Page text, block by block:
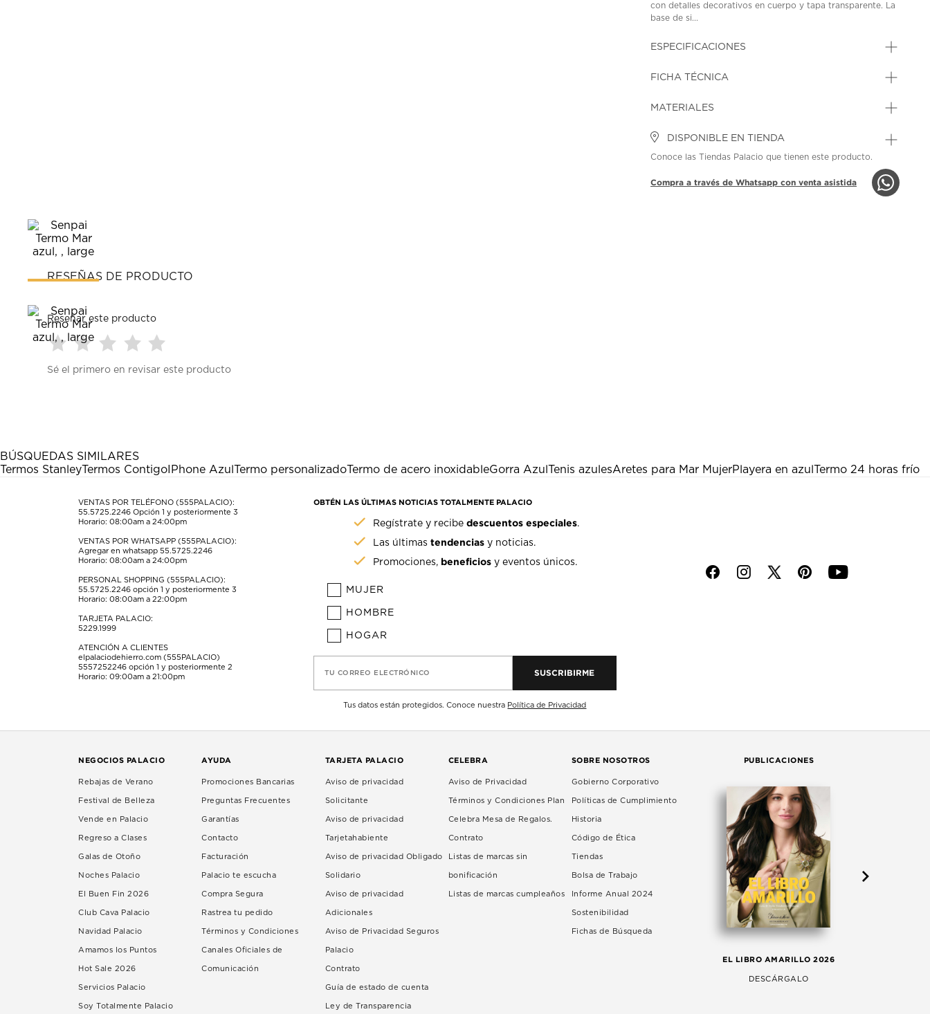
con detalles decorativos en cuerpo y tapa transparente. La
base de si...
ESPECIFICACIONES
FICHA TÉCNICA
MATERIALES
DISPONIBLE EN TIENDA
Conoce las Tiendas Palacio que tienen este producto.
Compra a través de Whatsapp con venta asistida
RESEÑAS DE PRODUCTO
Reseñar este producto
para
estrella
Esta
acción
formulario
envío.
para
estrellas.
Esta
acción
el
formulario
envío.
para
estrellas.
Esta
acción
el
formulario
envío.
para
estrellas.
Esta
acción
el
formulario
envío.
para
Esta
acción
el
formulario
envío.
Sé el primero en revisar este producto
BÚSQUEDAS SIMILARES
Termos StanleyTermos Contigo IPhone Azul Termo personalizadoTermo de acero inoxidableGorra Azul Tenis azulesAretes para Mar MujerPlayera en azul Termo 24 horas frío
VENTAS POR TELÉFONO (555PALACIO):
55.5725.2246 Opción 1 y posteriormente 3
Horario: 08:00am a 24:00pm
VENTAS POR WHATSAPP (555PALACIO):
Agregar en whatsapp 55.5725.2246
Horario: 08:00am a 24:00pm
PERSONAL SHOPPING (555PALACIO):
55.5725.2246 opción 1 y posteriormente 3
Horario: 08:00am a 22:00pm
TARJETA PALACIO:
5229.1999
ATENCIÓN A CLIENTES
elpalaciodehierro.com (555PALACIO)
5557252246 opción 1 y posteriormente 2
Horario: 09:00am a 21:00pm
OBTÉN LAS ÚLTIMAS NOTICIAS TOTALMENTE PALACIO
Regístrate y recibedescuentos especiales.
Las últimastendencias y noticias.
Promociones, beneficios y eventos únicos.
MUJER
HOMBRE
HOGAR
TU CORREO ELECTRÓNICO SUSCRIBIRME
Tus datos están protegidos. Conoce nuestra Política de Privacidad
f i p y
NEGOCIOS PALACIO
Rebajas de Verano
Festival de Belleza
Vende en Palacio
Regreso a Clases
Galas de Otoño
Noches Palacio
El Buen Fin 2026
Club Cava Palacio
Navidad Palacio
Amamos los Puntos
Hot Sale 2026
Servicios Palacio
Soy Totalmente Palacio
AYUDA
Promociones Bancarias
Preguntas Frecuentes
Garantías
Contacto
Facturación
Palacio te escucha
Compra Segura
Rastrea tu pedido
Términos y Condiciones
Canales Oficiales de
Comunicación
TARJETA PALACIO
Aviso de privacidad
Solicitante
Aviso de privacidad
Tarjetahabiente
Aviso de privacidad Obligado
Solidario
Aviso de privacidad
Adicionales
Aviso de Privacidad Seguros
Palacio
Contrato
Guía de estado de cuenta
Ley de Transparencia
CELEBRA
Aviso de Privacidad
Términos y Condiciones Plan
Celebra Mesa de Regalos.
Contrato
Listas de marcas sin
bonificación
Listas de marcas cumpleaños
SOBRE NOSOTROS
Gobierno Corporativo
Políticas de Cumplimiento
Historia
Código de Ética
Tiendas
Bolsa de Trabajo
Informe Anual 2024
Sostenibilidad
Fichas de Búsqueda
PUBLICACIONES
EL LIBRO AMARILLO 2026
DESCÁRGALO